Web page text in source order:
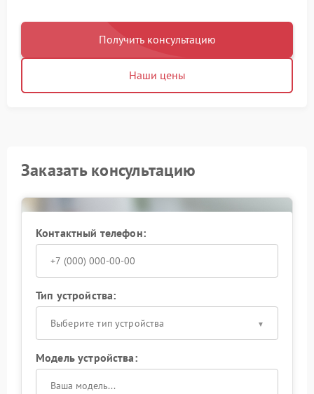
Получить консультацию
Наши цены
Заказать консультацию
Контактный телефон:
Тип устройства:
Выберите тип устройства
Модель устройства: